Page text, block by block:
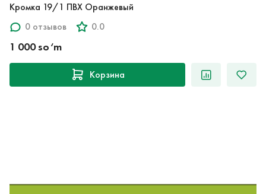
Кромка 19/1 ПВХ Оранжевый
0 отзывов
0.0
1 000 so‘m
Корзина